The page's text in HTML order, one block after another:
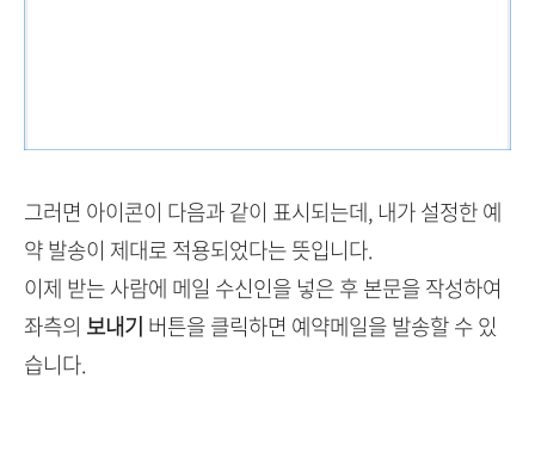
그러면 아이콘이 다음과 같이 표시되는데, 내가 설정한 예
약 발송이 제대로 적용되었다는 뜻입니다.
이제 받는 사람에 메일 수신인을 넣은 후 본문을 작성하여
좌측의 보내기 버튼을 클릭하면 예약메일을 발송할 수 있
습니다.